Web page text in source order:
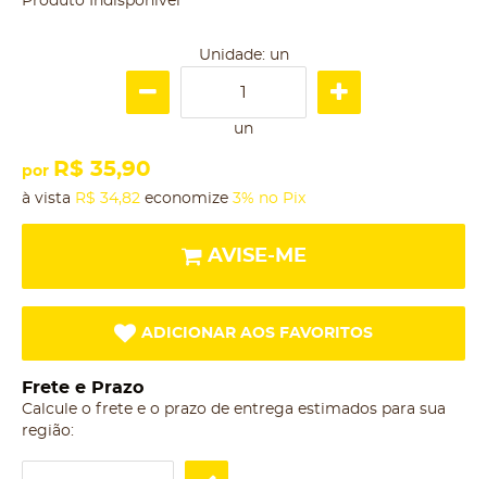
Unidade: un
un
por R$ 35,90
à vista R$ 34,82 economize 3% no Pix
AVISE-ME
ADICIONAR AOS FAVORITOS
Frete e Prazo
Calcule o frete e o prazo de entrega estimados para sua
região: